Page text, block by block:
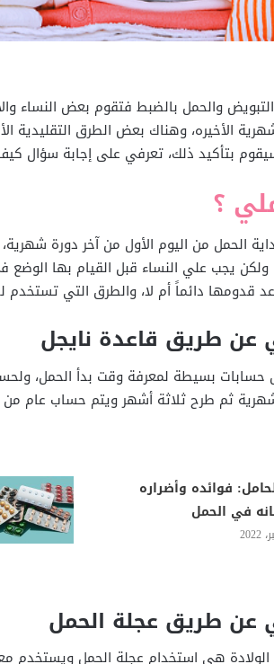
والحمل بالضبط فتقوم بعض النساء
الأخيره، وهناك بعض الطرق
بتأكيد ذلك، تعرفي على إجابة سؤال
؟
الحمل من اليوم الأول من آخر دورة
يجب علي النساء قبل القيام بها الوضع
قدومها دائماً أم لا، والطرق التي
طريق قاعدة نايجل
حسابات بسيطة لمعرفة وقت بدأ الحمل،
ثم طرح ثلاثة أشهر ويتم حساب عام من
فوائده وأضراره
في الحمل
طريق عجلة الحمل
الولادة هي استخدام عجلة الحمل ويستخدم